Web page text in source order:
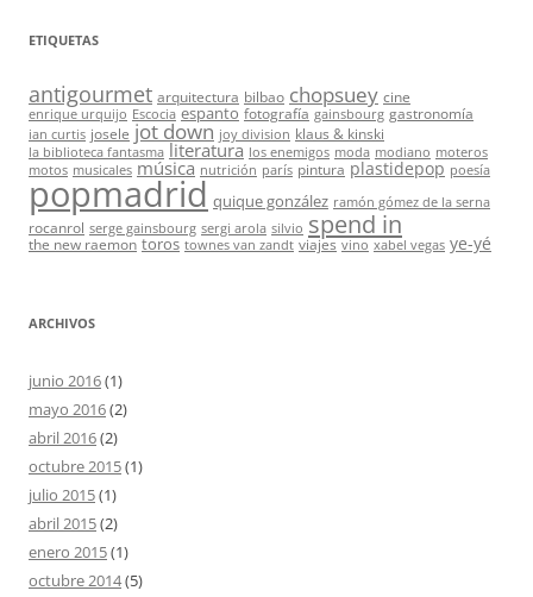
ETIQUETAS
antigourmet arquitectura bilbao chopsuey cine
enrique urquijo Escocia espanto fotografía gainsbourg gastronomía
ian curtis josele jot down joy division klaus & kinski
la biblioteca fantasma literatura los enemigos moda modiano moteros
motos musicales música nutrición parís pintura plastidepop poesía
popmadrid quique gonzález ramón gómez de la serna
rocanrol serge gainsbourg sergi arola silvio spend in
the new raemon toros townes van zandt viajes vino xabel vegas ye-yé
ARCHIVOS
junio 2016(1)
mayo 2016(2)
abril 2016(2)
octubre 2015(1)
julio 2015(1)
abril 2015(2)
enero 2015(1)
octubre 2014(5)